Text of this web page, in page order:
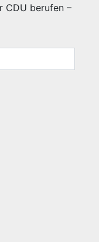
CDU berufen –